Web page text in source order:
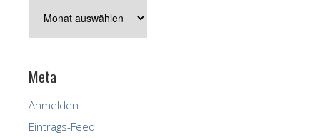
Meta
Anmelden
Eintrags-Feed